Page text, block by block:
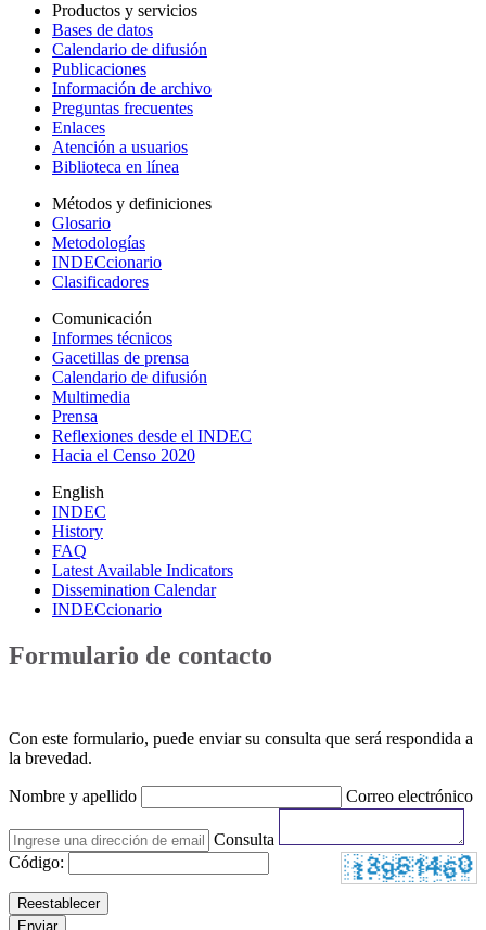
Productos y servicios
Bases de datos
Calendario de difusión
Publicaciones
Información de archivo
Preguntas frecuentes
Enlaces
Atención a usuarios
Biblioteca en línea
Métodos y definiciones
Glosario
Metodologías
INDECcionario
Clasificadores
Comunicación
Informes técnicos
Gacetillas de prensa
Calendario de difusión
Multimedia
Prensa
Reflexiones desde el INDEC
Hacia el Censo 2020
English
INDEC
History
FAQ
Latest Available Indicators
Dissemination Calendar
INDECcionario
Formulario de contacto
Con este formulario, puede enviar su consulta que será respondida a
la brevedad.
Nombre y apellido Correo electrónico
Consulta
Código: